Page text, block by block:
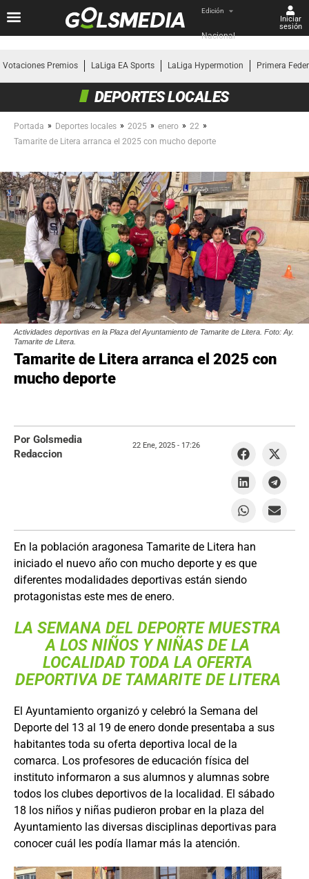
Edición
Nacional
Iniciar
sesión
Votaciones Premios LaLiga EA Sports LaLiga Hypermotion Primera
DEPORTES LOCALES
Portada » Deportes locales » 2025 » enero » 22 »
Tamarite de Litera arranca el 2025 con mucho deporte
Actividades deportivas en la Plaza del Ayuntamiento de Tamarite de Litera. Foto: Ay.
Tamarite de Litera.
Tamarite de Litera arranca el 2025 con
mucho deporte
En la población aragonesa Tamarite de Litera han
iniciado el nuevo año con mucho deporte y es que
diferentes modalidades deportivas están siendo
protagonistas este mes de enero.
LA SEMANA DEL DEPORTE MUESTRA
A LOS NIÑOS Y NIÑAS DE LA
LOCALIDAD TODA LA OFERTA
DEPORTIVA DE TAMARITE DE LITERA
El Ayuntamiento organizó y celebró la Semana del
Deporte del 13 al 19 de enero donde presentaba a sus
habitantes toda su oferta deportiva local de la
comarca. Los profesores de educación física del
instituto informaron a sus alumnos y alumnas sobre
todos los clubes deportivos de la localidad. El sábado
18 los niños y niñas pudieron probar en la plaza del
Ayuntamiento las diversas disciplinas deportivas para
conocer cuál les podía llamar más la atención.
Por Golsmedia
Redaccion
22 Ene, 2025 - 17:26